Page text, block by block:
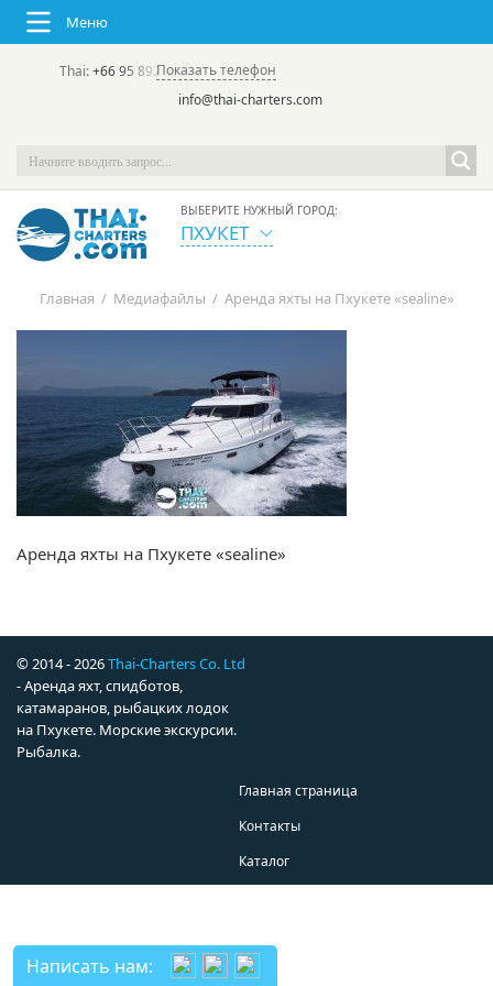
Меню
Thai:+66 95 892 7646(rus/eng) | в России:
Показать телефон
info@thai-charters.com
ВЫБЕРИТЕ НУЖНЫЙ ГОРОД:
ПХУКЕТ
Главная / Медиафайлы / Аренда яхты на Пхукете «sealine»
Аренда яхты на Пхукете «sealine»
© 2014 - 2026Thai-Charters Co. Ltd
- Аренда яхт, спидботов,
катамаранов, рыбацких лодок
на Пхукете. Морские экскурсии.
Рыбалка.
Главная страница
Контакты
Каталог
Написать нам: